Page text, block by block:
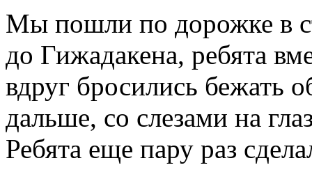
Мы пошли по дорожке в
до Гижадакена, ребята
вдруг бросились бежать
дальше, со слезами на
Ребята еще пару раз